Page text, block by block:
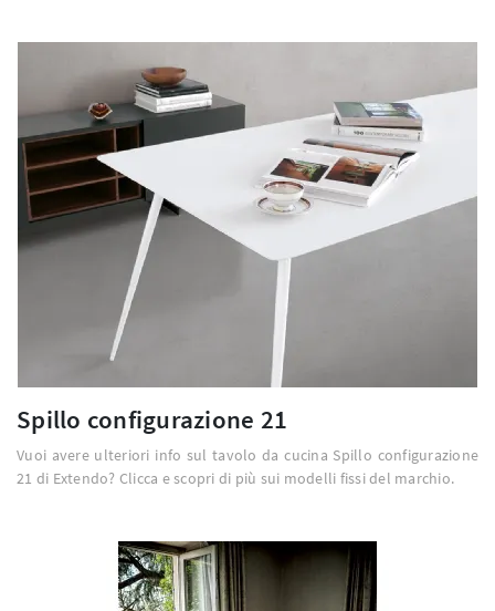
Spillo configurazione 21
Vuoi avere ulteriori info sul tavolo da cucina Spillo configurazione
21 di Extendo? Clicca e scopri di più sui modelli fissi del marchio.